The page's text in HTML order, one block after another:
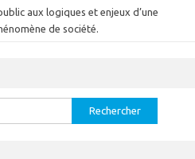
aux logiques et enjeux d’une
de société.